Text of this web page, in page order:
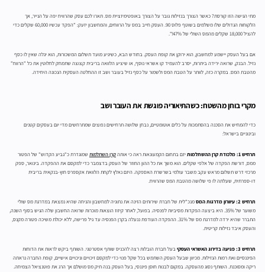
מתי הגישה הזו קורסת? כאשר הצורך בנזילות גובר על הצורך באופטימיזציית מס. תארו לכם עסק שהרוויח יפה על הנייר, אך
הלקוחות הגדולים שלו משלמים בשוטף פלוס 90. העסק חייב במס על הרווחים, והמחשבון יזעק: "הפקד עכשיו 60,000 שקלים כדי
להציל 18,000 שקלים מהמס השולי של 47%!".
אם בעל העסק יישמע למחשבון, הוא ירוקן את קופת העסק. בחודש הבא, כשיגיע מועד תשלום המשכורות, הוא יגלה שאין לו כסף
נזיל. הבנק, שרואה ירידה ביתרות, יסרב להעמיד קו אשראי נוסף, או שיציע הלוואה בריבית קצוצה שתמחק לחלוטין את כל "הרווח"
מהטבת המס. במקרה כזה, לוותר על הטבת המס ולשמור על כסף נזיל בעובר ושב זו ההחלטה העסקית הנכונה היחידה.
מקרי בוחן מהשטח: כשהתיאוריה פוגשת את העובר ושב
כדי להמחיש את הסכנה בהסתמכות על כלים אוטומטיים, נבחן שלושה תרחישים נפוצים שמתרחשים מדי יום בעסקים קטנים
ובינוניים בישראל:
תרחיש 1: מלכודת קרן ההשתלמות יזם בתחום הקמעונאות ראה כי אותהקרן השתלמות שמוגדרת כ"גביע הקדוש" של הפטור
ממס, דורשת הפקדה של אלפי שקלים. הוא משך את כל ההון החוזר של העסק בדצמבר כדי למקסם את ההפקדה. בינואר, ספק
מרכזי דרש תשלום מראש עקב משבר עולמי בשרשרת האספקה. היזם נאלץ לקחת הלוואת אקספרס חוץ-בנקאית בריבית
דו-ספרתית, שעלתה לו פי שלושה מהטבת המס שהרוויח.
תרחיש 2: עיוורון מדרגות המס
מנכ"לית של חברת שירותים הזינה את נתוניה למחשבון והניחה שהיא נמצאת במדרגת מס שולי
משוער של 35%. היא ביצעה הפקדות מסיביות לפנסיה. בפועל, לאחר קיזוז הוצאות מוכרות שרואה החשבון שלה הגיש בסוף השנה,
התברר שהיא ירדה למדרגת מס של 31%. ההפקדה העודפת ננעלה בקרן הפנסיה עד גיל פרישה, ללא יכולת משיכה פטורה מקנס,
והעסק איבד נזילות קריטית.
תרחיש 3: פגיעה בדירוג האשראי העסקי
בעל חברת הובלות רצה להכניס שותף אסטרטגי. השותף ביקש לראות את הדוחות
הפיננסיים ואת רמות הנזילות. מכיוון שבעל העסק השתמש בכל שקל פנוי כדי למקסם זיכויים וניכויים אישיים, קופת החברה נראתה
ריקה ומסוכנת. השותף נסוג מהעסקה. במקום לבנות חוסן פיננסי, בעל העסק בנה תיק מס מושלם אך הרג את פוטנציאל הצמיחה.